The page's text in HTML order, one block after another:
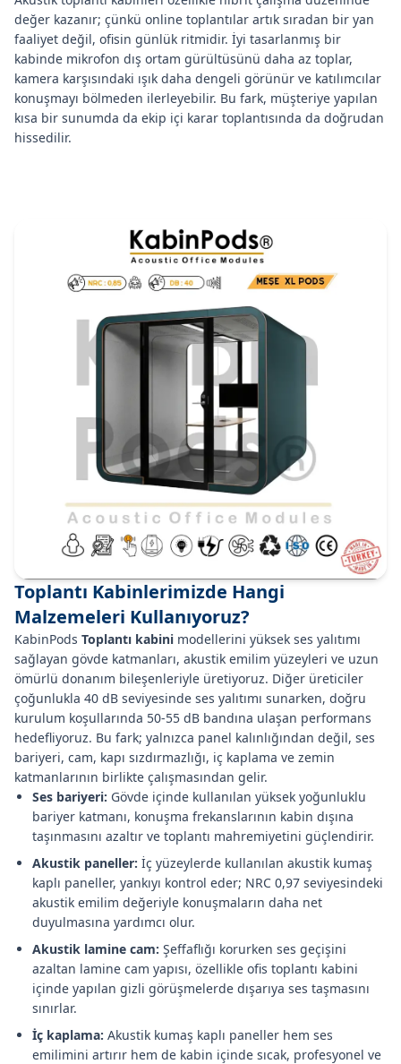
değer kazanır; çünkü online toplantılar artık sıradan bir yan
faaliyet değil, ofisin günlük ritmidir. İyi tasarlanmış bir
kabinde mikrofon dış ortam gürültüsünü daha az toplar,
kamera karşısındaki ışık daha dengeli görünür ve katılımcılar
konuşmayı bölmeden ilerleyebilir. Bu fark, müşteriye yapılan
kısa bir sunumda da ekip içi karar toplantısında da doğrudan
hissedilir.
Toplantı Kabinlerimizde Hangi
Malzemeleri Kullanıyoruz?
KabinPods Toplantı kabini modellerini yüksek ses yalıtımı
sağlayan gövde katmanları, akustik emilim yüzeyleri ve uzun
ömürlü donanım bileşenleriyle üretiyoruz. Diğer üreticiler
çoğunlukla 40 dB seviyesinde ses yalıtımı sunarken, doğru
kurulum koşullarında 50-55 dB bandına ulaşan performans
hedefliyoruz. Bu fark; yalnızca panel kalınlığından değil, ses
bariyeri, cam, kapı sızdırmazlığı, iç kaplama ve zemin
katmanlarının birlikte çalışmasından gelir.
Ses bariyeri: Gövde içinde kullanılan yüksek yoğunluklu
bariyer katmanı, konuşma frekanslarının kabin dışına
taşınmasını azaltır ve toplantı mahremiyetini güçlendirir.
Akustik paneller: İç yüzeylerde kullanılan akustik kumaş
kaplı paneller, yankıyı kontrol eder; NRC 0,97 seviyesindeki
akustik emilim değeriyle konuşmaların daha net
duyulmasına yardımcı olur.
Akustik lamine cam: Şeffaflığı korurken ses geçişini
azaltan lamine cam yapısı, özellikle ofis toplantı kabini
içinde yapılan gizli görüşmelerde dışarıya ses taşmasını
sınırlar.
İç kaplama: Akustik kumaş kaplı paneller hem ses
emilimini artırır hem de kabin içinde sıcak, profesyonel ve